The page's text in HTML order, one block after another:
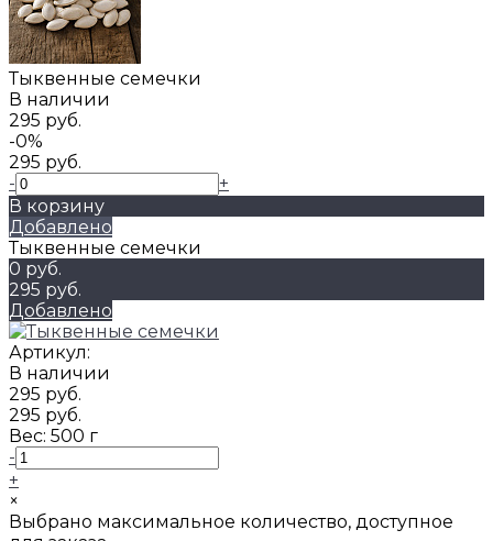
Тыквенные семечки
В наличии
295 руб.
-0%
295 руб.
-
+
В корзину
Добавлено
Тыквенные семечки
0 руб.
295 руб.
Добавлено
Артикул:
В наличии
295 руб.
295 руб.
Вес: 500 г
-
+
×
Выбрано максимальное количество, доступное